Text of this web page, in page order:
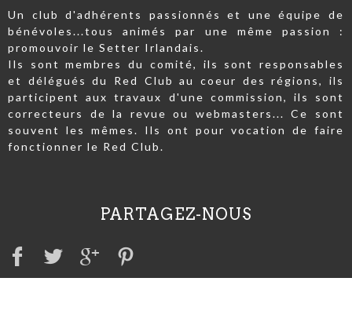
Un club d'adhérents passionnés et une équipe de
bénévoles...tous animés par une même passion :
promouvoir le Setter Irlandais.
Ils sont membres du comité, ils sont responsables
et délégués du Red Club au coeur des régions, ils
participent aux travaux d'une commission, ils sont
correcteurs de la revue ou webmasters... Ce sont
souvent les mêmes. Ils ont pour vocation de faire
fonctionner le Red Club.
PARTAGEZ-NOUS